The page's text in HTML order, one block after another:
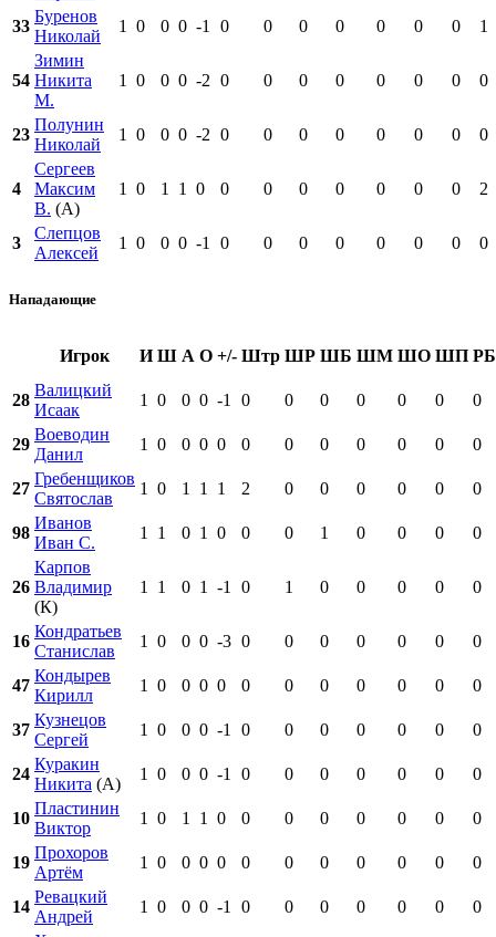
33
Буренов
Николай
1 0 0 0 -1 0 0 0 0 0 0 0 1
54
Зимин
Никита
М.
1 0 0 0 -2 0 0 0 0 0 0 0 0
23
Полунин
Николай
1 0 0 0 -2 0 0 0 0 0 0 0 0
4
Сергеев
Максим
В. (А)
1 0 1 1 0 0 0 0 0 0 0 0 2
3
Слепцов
Алексей
1 0 0 0 -1 0 0 0 0 0 0 0 0
Нападающие
Игрок И Ш А О +/- Штр ШР ШБ ШМ ШО ШП РБ
28
Валицкий
Исаак
1 0 0 0 -1 0 0 0 0 0 0 0
29
Воеводин
Данил
1 0 0 0 0 0 0 0 0 0 0 0
27
Гребенщиков
Святослав
1 0 1 1 1 2 0 0 0 0 0 0
98
Иванов
Иван С.
1 1 0 1 0 0 0 1 0 0 0 0
26
Карпов
Владимир
(К)
1 1 0 1 -1 0 1 0 0 0 0 0
16
Кондратьев
Станислав
1 0 0 0 -3 0 0 0 0 0 0 0
47
Кондырев
Кирилл
1 0 0 0 0 0 0 0 0 0 0 0
37
Кузнецов
Сергей
1 0 0 0 -1 0 0 0 0 0 0 0
24
Куракин
Никита (А)
1 0 0 0 -1 0 0 0 0 0 0 0
10
Пластинин
Виктор
1 0 1 1 0 0 0 0 0 0 0 0
19
Прохоров
Артём
1 0 0 0 0 0 0 0 0 0 0 0
14
Ревацкий
Андрей
1 0 0 0 -1 0 0 0 0 0 0 0